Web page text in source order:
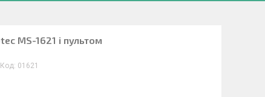
MS-1621 і пультом
Код: 01621